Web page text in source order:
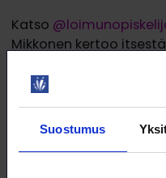
Suostumus
Katso
Mikkonen kertoo
Tutustu myös
Lisätietoja: